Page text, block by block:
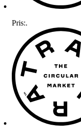
Pris:.